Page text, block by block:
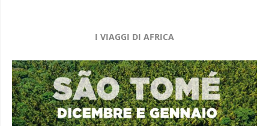
I VIAGGI DI AFRICA